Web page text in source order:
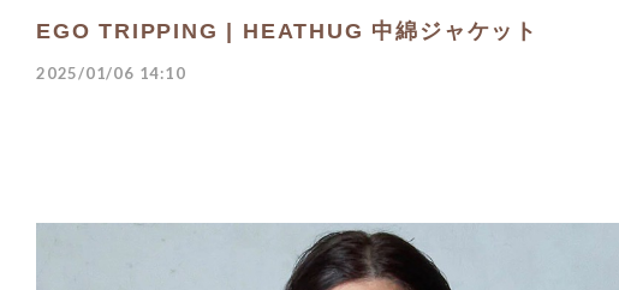
EGO TRIPPING | HEATHUG 中綿ジャケット
2025/01/06 14:10